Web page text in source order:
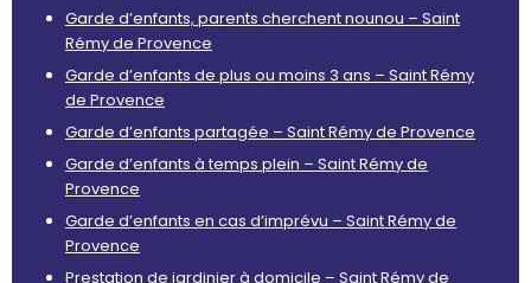
Garde d’enfants, parents cherchent nounou – Saint
Rémy de Provence
Garde d’enfants de plus ou moins 3 ans – Saint Rémy
de Provence
Garde d’enfants partagée – Saint Rémy de Provence
Garde d’enfants à temps plein – Saint Rémy de
Provence
Garde d’enfants en cas d’imprévu – Saint Rémy de
Provence
Prestation de jardinier à domicile – Saint Rémy de